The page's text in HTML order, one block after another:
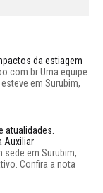
da estiagem
Uma equipe
em Surubim,
atualidades.
Auxiliar
sede em Surubim,
Confira a nota